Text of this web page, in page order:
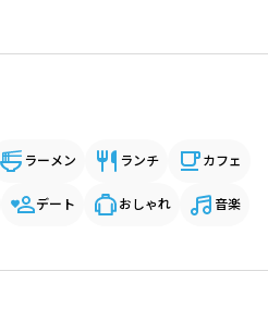
ラーメン ランチ カフェ
デート おしゃれ 音楽